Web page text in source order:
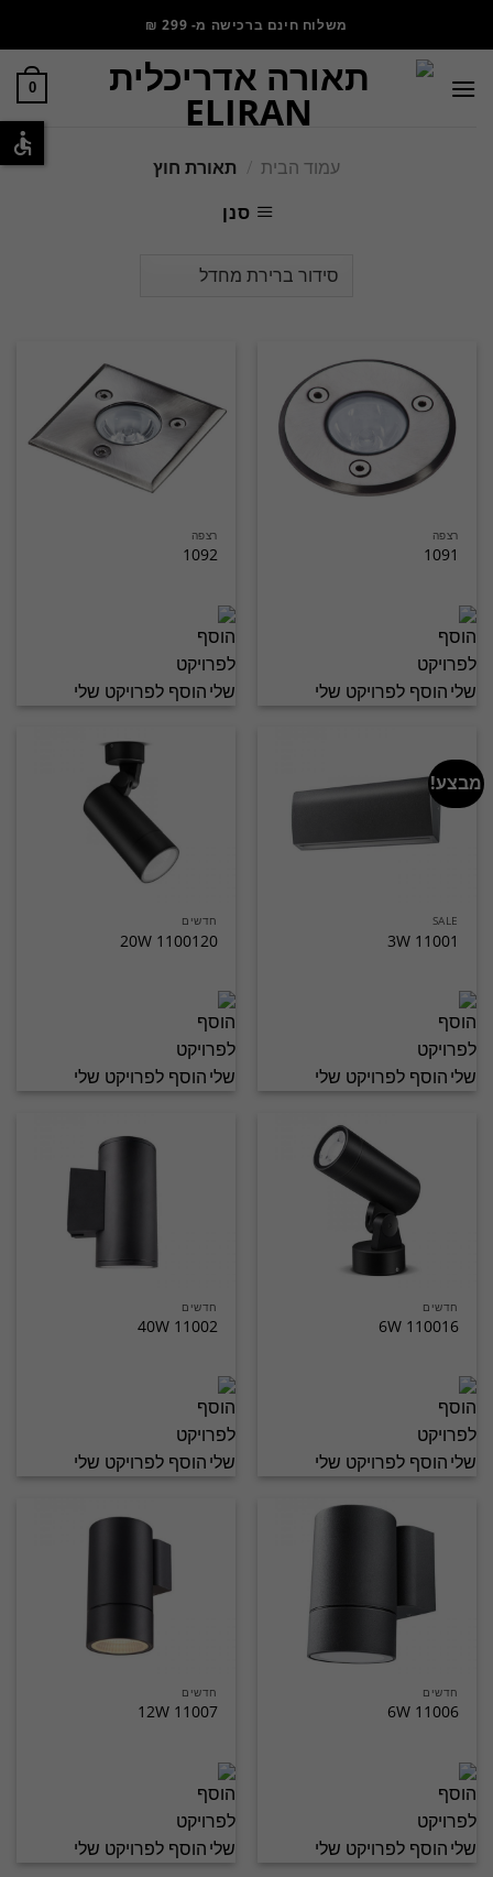
משלוח חינם ברכישה מ- 299 ₪
0
עמוד הבית / תאורת חוץ
סנן
רצפה
1091
הוסף לפרויקט שלי
רצפה
1092
הוסף לפרויקט שלי
מבצע!
SALE
11001 3W
הוסף לפרויקט שלי
חדשים
1100120 20W
הוסף לפרויקט שלי
חדשים
110016 6W
הוסף לפרויקט שלי
חדשים
11002 40W
הוסף לפרויקט שלי
חדשים
11006 6W
הוסף לפרויקט שלי
חדשים
11007 12W
הוסף לפרויקט שלי